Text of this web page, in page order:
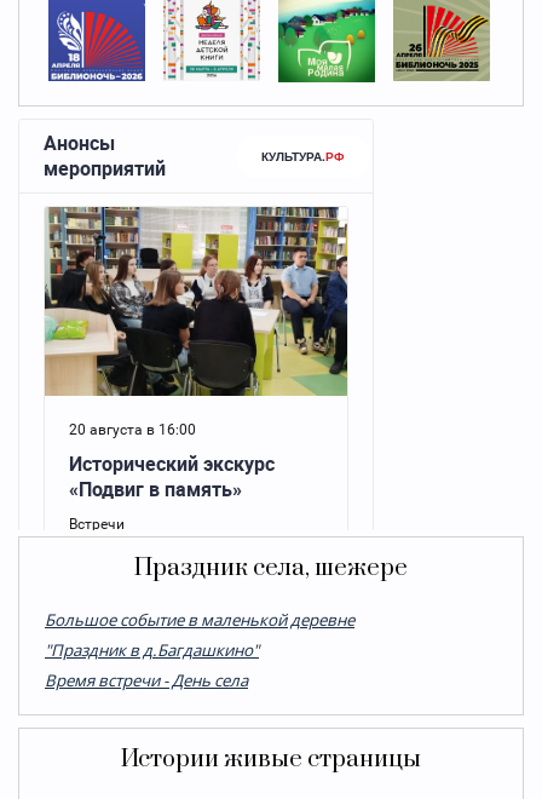
Праздник села, шежере
Большое событие в маленькой деревне
"Праздник в д.Багдашкино"
Время встречи - День села
Истории живые страницы